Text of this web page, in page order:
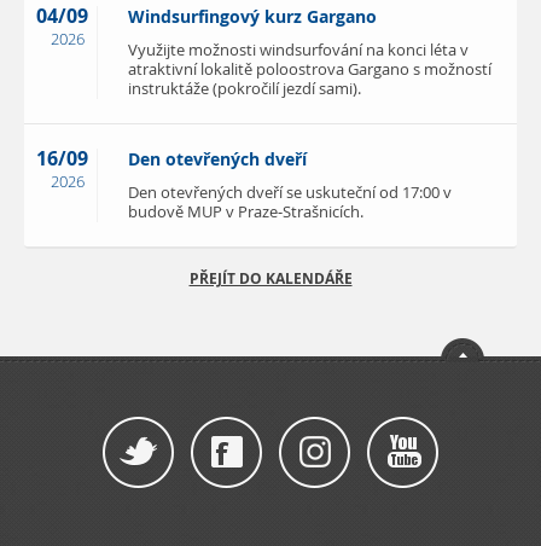
04/09
2026
Windsurfingový kurz Gargano
Využijte možnosti windsurfování na konci léta v
atraktivní lokalitě poloostrova Gargano s možností
instruktáže (pokročilí jezdí sami).
16/09
2026
Den otevřených dveří
Den otevřených dveří se uskuteční od 17:00 v
budově MUP v Praze-Strašnicích.
PŘEJÍT DO KALENDÁŘE